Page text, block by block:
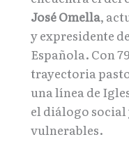
José Omella,
y expresidente
Española. Con
trayectoria
una línea de
el diálogo social
vulnerables.